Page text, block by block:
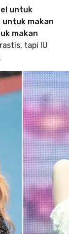
untuk
makan
makan
tapi IU